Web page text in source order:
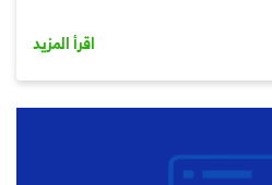
اقرأ المزيد